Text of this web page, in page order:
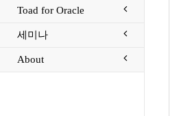
Toad for Oracle
세미나
About